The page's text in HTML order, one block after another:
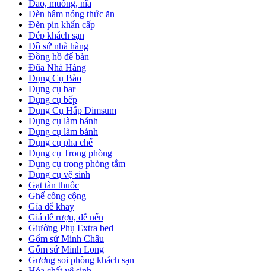
Dao, muỗng, nĩa
Đèn hâm nóng thức ăn
Đèn pin khẩn cấp
Dép khách sạn
Đồ sứ nhà hàng
Đồng hồ để bàn
Đũa Nhà Hàng
Dụng Cụ Bào
Dụng cụ bar
Dụng cụ bếp
Dụng Cụ Hấp Dimsum
Dụng cụ làm bánh
Dụng cụ làm bánh
Dụng cụ pha chế
Dụng cụ Trong phòng
Dụng cụ trong phòng tắm
Dụng cụ vệ sinh
Gạt tàn thuốc
Ghế công cộng
Gía để khay
Giá để rượu, để nến
Giường Phụ Extra bed
Gốm sứ Minh Châu
Gốm sứ Minh Long
Gương soi phòng khách sạn